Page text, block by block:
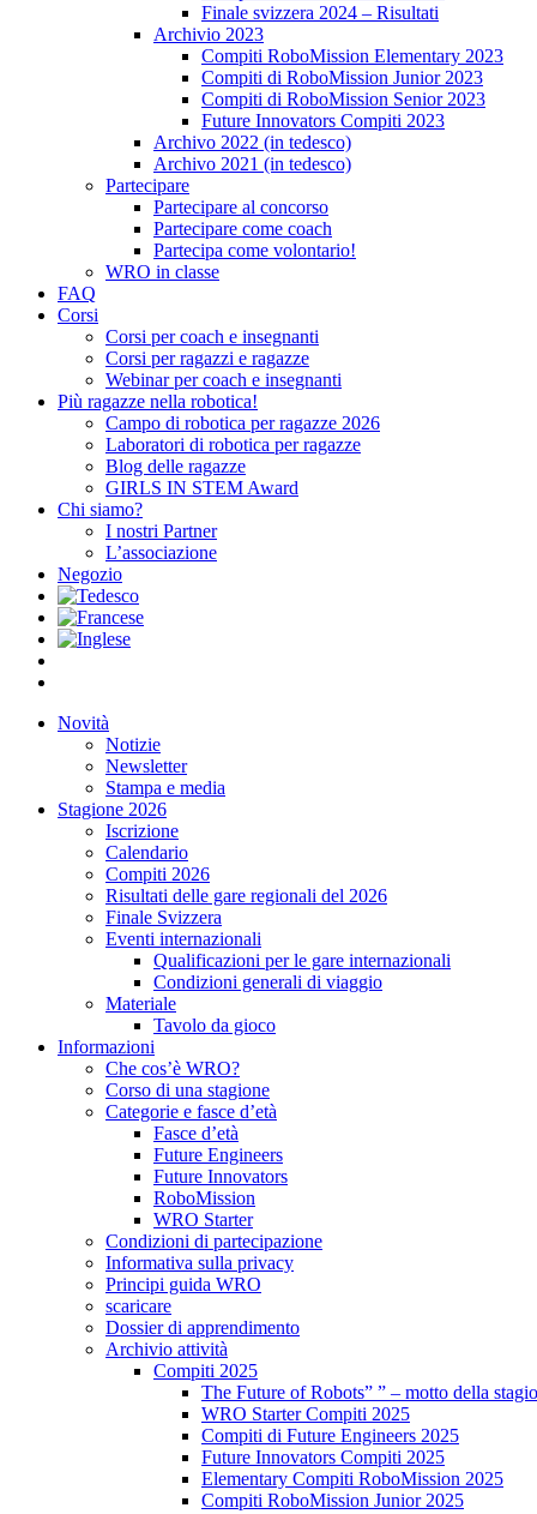
Finale svizzera 2024 – Risultati
Archivio 2023
Compiti RoboMission Elementary 2023
Compiti di RoboMission Junior 2023
Compiti di RoboMission Senior 2023
Future Innovators Compiti 2023
Archivo 2022 (in tedesco)
Archivo 2021 (in tedesco)
Partecipare
Partecipare al concorso
Partecipare come coach
Partecipa come volontario!
WRO in classe
FAQ
Corsi
Corsi per coach e insegnanti
Corsi per ragazzi e ragazze
Webinar per coach e insegnanti
Più ragazze nella robotica!
Campo di robotica per ragazze 2026
Laboratori di robotica per ragazze
Blog delle ragazze
GIRLS IN STEM Award
Chi siamo?
I nostri Partner
L’associazione
Negozio
Novità
Notizie
Newsletter
Stampa e media
Stagione 2026
Iscrizione
Calendario
Compiti 2026
Risultati delle gare regionali del 2026
Finale Svizzera
Eventi internazionali
Qualificazioni per le gare internazionali
Condizioni generali di viaggio
Materiale
Tavolo da gioco
Informazioni
Che cos’è WRO?
Corso di una stagione
Categorie e fasce d’età
Fasce d’età
Future Engineers
Future Innovators
RoboMission
WRO Starter
Condizioni di partecipazione
Informativa sulla privacy
Principi guida WRO
scaricare
Dossier di apprendimento
Archivio attività
Compiti 2025
The Future of Robots” ” – motto della
WRO Starter Compiti 2025
Compiti di Future Engineers 2025
Future Innovators Compiti 2025
Elementary Compiti RoboMission 2025
Compiti RoboMission Junior 2025